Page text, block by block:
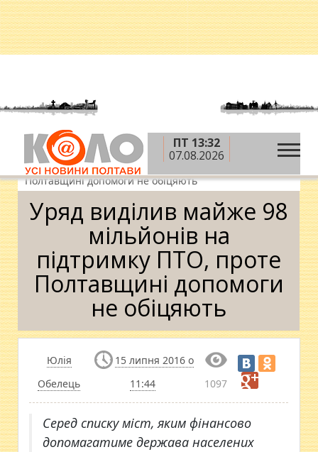
ПТ 13:32
07.08.2026
Головна » Новини » Освіта »Уряд виділив
майже 98 мільйонів на підтримку ПТО, проте
Полтавщині допомоги не обіцяють
Уряд виділив майже 98
мільйонів на
підтримку ПТО, проте
Полтавщині допомоги
не обіцяють
Юлія
Обелець
15 липня 2016 о
11:44
1097
Серед списку міст, яким фінансово
допомагатиме держава населених